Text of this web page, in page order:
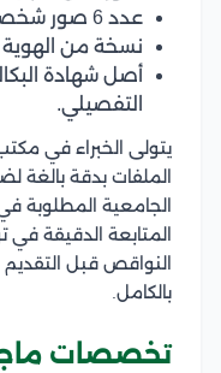
عدد 6 صور شخصية حديثة بخلفية بيضاء.
نسخة من الهوية
أصل شهادة
التفصيلي.
يتولى الخبراء في
الملفات بدقة بالغة
الجامعية المطلوبة
المتابعة الدقيقة
النواقص قبل
بالكامل.
تخصصات